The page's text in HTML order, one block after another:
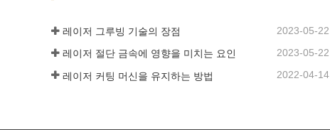
레이저 그루빙 기술의 장점 2023-05-22
레이저 절단 금속에 영향을 미치는 요인 2023-05-22
레이저 커팅 머신을 유지하는 방법 2022-04-14